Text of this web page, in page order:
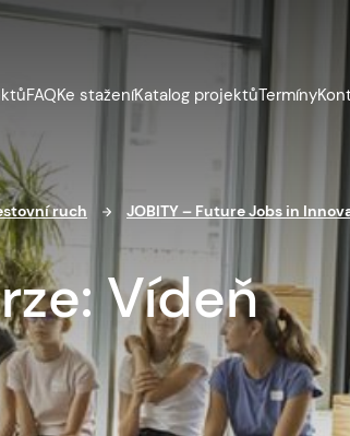
FAQKe staženíKatalog projektůTermíny
ruch JOBITY – Future Jobs in
Vídeň